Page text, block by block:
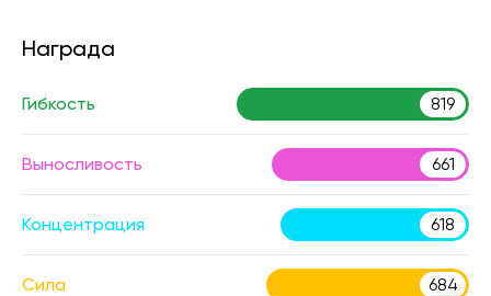
Награда
Гибкость 819
Выносливость 661
Концентрация 618
Сила 684